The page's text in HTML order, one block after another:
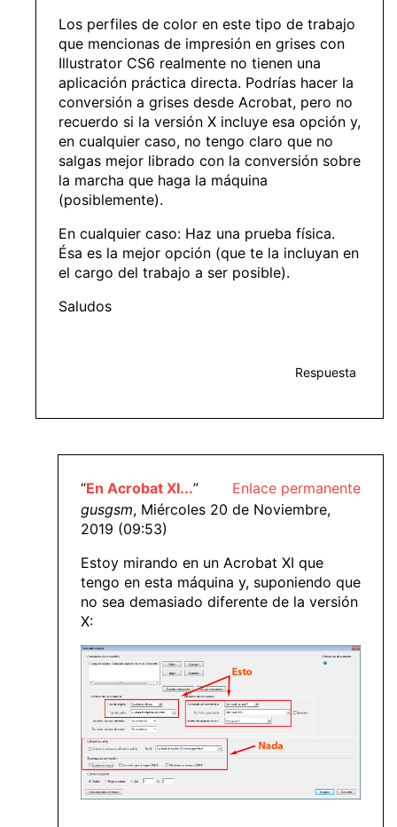
Los perfiles de color en este tipo de trabajo
que mencionas de impresión en grises con
Illustrator CS6 realmente no tienen una
aplicación práctica directa. Podrías hacer la
conversión a grises desde Acrobat, pero no
recuerdo si la versión X incluye esa opción y,
en cualquier caso, no tengo claro que no
salgas mejor librado con la conversión sobre
la marcha que haga la máquina
(posiblemente).
En cualquier caso: Haz una prueba física.
Ésa es la mejor opción (que te la incluyan en
el cargo del trabajo a ser posible).
Saludos
Respuesta
Enlace permanente
“En Acrobat XI...”
gusgsm, Miércoles 20 de Noviembre,
2019 (09:53)
Estoy mirando en un Acrobat XI que
tengo en esta máquina y, suponiendo que
no sea demasiado diferente de la versión
X: